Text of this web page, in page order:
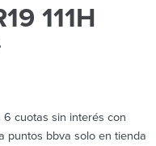
111H
cuotas sin interés con
puntos bbva solo en tienda